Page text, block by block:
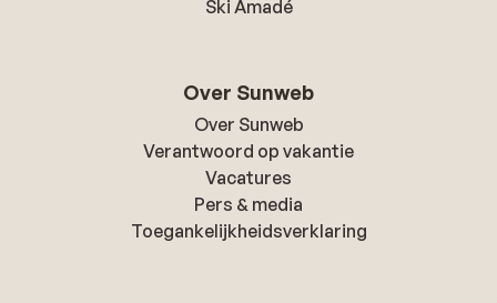
Ski Amadé
Over Sunweb
Over Sunweb
Verantwoord op vakantie
Vacatures
Pers & media
Toegankelijkheidsverklaring